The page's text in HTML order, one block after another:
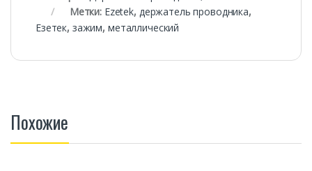
Метки: Ezetek, держатель проводника,
Езетек, зажим, металлический
Похожие